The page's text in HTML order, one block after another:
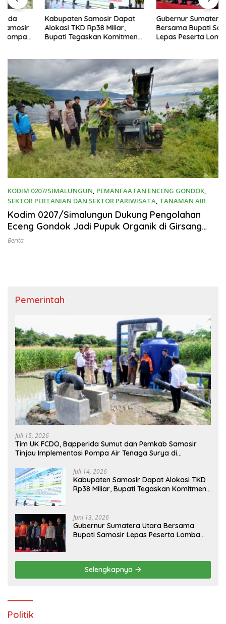
Kabupaten Samosir Dapat
Alokasi TKD Rp38 Miliar,
Bupati Tegaskan Komitmen
Gubernur Sumatera Utara
Bersama Bupati Samosir
Lepas Peserta Lomba 100K
KODIM 0207/SIMALUNGUN, PEMANFAATAN ENCENG GONDOK,
SEKTOR PERTANIAN DAN SEKTOR PARIWISATA, TANAMAN AIR
Mei 23, 2025
Kodim 0207/Simalungun Dukung Pengolahan
Eceng Gondok Jadi Pupuk Organik di Girsang
Sipangan Bolon
Berita
Pemerintah
Juli 15, 2026
Tim UK FCDO, Bapperida Sumut dan Pemkab Samosir
Tinjau Implementasi Pompa Air Tenaga Surya di
Juli 14, 2026
Kabupaten Samosir Dapat Alokasi TKD
Rp38 Miliar, Bupati Tegaskan Komitmen
Juni 13, 2026
Gubernur Sumatera Utara Bersama
Bupati Samosir Lepas Peserta Lomba
Selengkapnya
Politik